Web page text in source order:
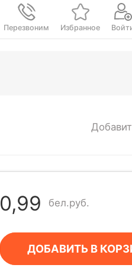
Перезвоним Избранное
0,99 бел.руб.
ДОБАВИТЬ В